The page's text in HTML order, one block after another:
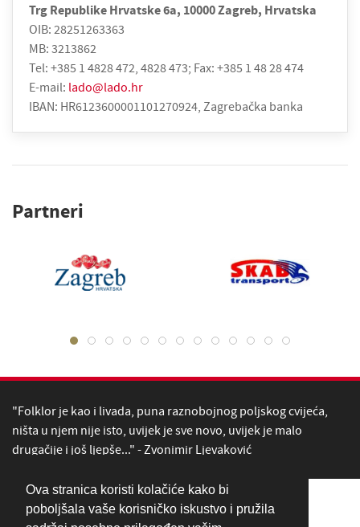
Ova stranica koristi kolačiće kako bi
poboljšala vaše korisničko iskustvo i pružila
Trg Republike Hrvatske 6a, 10000 Zagreb, Hrvatska
OIB: 28251263363
MB: 3213862
Tel: +385 1 4828 472, 4828 473; Fax: +385 1 48 28 474
E-mail: lado@lado.hr
IBAN: HR6123600001101270924, Zagrebačka banka
Partneri
"Folklor je kao i livada, puna raznobojnog poljskog cvijeća,
ništa u njem nije isto, uvijek je sve novo, uvijek je malo
drugačije i još ljepše..." - Zvonimir Ljevaković